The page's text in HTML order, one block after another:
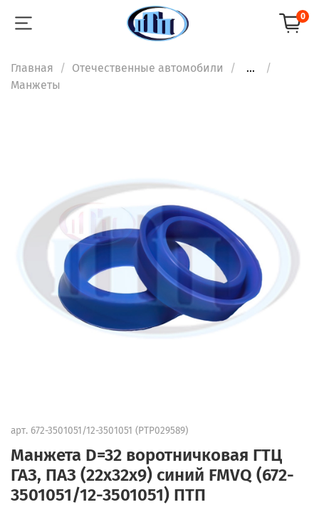
0
Главная Отечественные автомобили
...
Манжеты
арт. 672-3501051/12-3501051 (PTP029589)
Манжета D=32 воротничковая ГТЦ
ГАЗ, ПАЗ (22х32х9) синий FMVQ (672-
3501051/12-3501051) ПТП